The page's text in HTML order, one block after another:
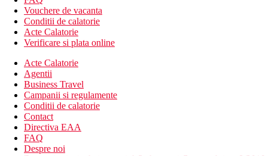
Vouchere de vacanta
Conditii de calatorie
Acte Calatorie
Verificare si plata online
Acte Calatorie
Agentii
Business Travel
Campanii si regulamente
Conditii de calatorie
Contact
Directiva EAA
FAQ
Despre noi